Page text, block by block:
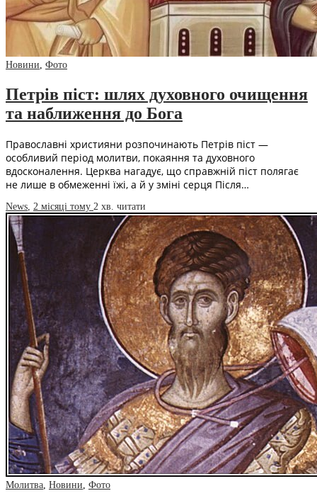
Новини, Фото
Петрів піст: шлях духовного очищення
та наближення до Бога
Православні християни розпочинають Петрів піст —
особливий період молитви, покаяння та духовного
вдосконалення. Церква нагадує, що справжній піст полягає
не лише в обмеженні їжі, а й у зміні серця Після…
News, 2 місяці тому 2 хв. читати
Молитва, Новини, Фото